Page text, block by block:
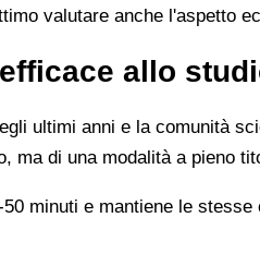
valutare anche l'aspetto
allo
ultimi anni e la comunità
ma di una modalità a pieno
minuti e mantiene le